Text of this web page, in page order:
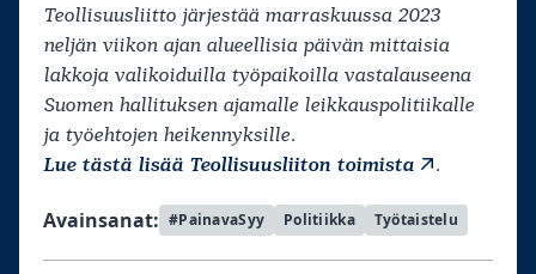
Teollisuusliitto järjestää marraskuussa 2023
neljän viikon ajan alueellisia päivän mittaisia
lakkoja valikoiduilla työpaikoilla vastalauseena
Suomen hallituksen ajamalle leikkauspolitiikalle
ja työehtojen heikennyksille.
Lue tästä lisää Teollisuusliiton toimista
.
Avainsanat: #PainavaSyy Politiikka Työtaistelu